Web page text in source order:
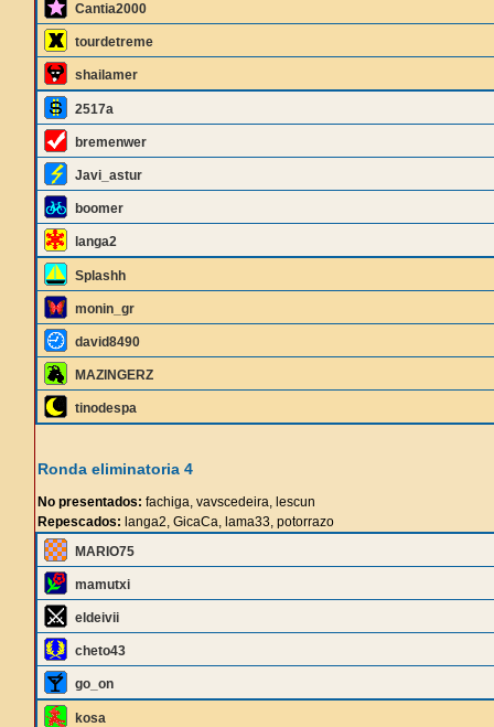
Cantia2000
tourdetreme
shailamer
2517a
bremenwer
Javi_astur
boomer
langa2
Splashh
monin_gr
david8490
MAZINGERZ
tinodespa
Ronda eliminatoria 4
No presentados: fachiga, vavscedeira, lescun
Repescados: langa2, GicaCa, lama33, potorrazo
MARIO75
mamutxi
eldeivii
cheto43
go_on
kosa